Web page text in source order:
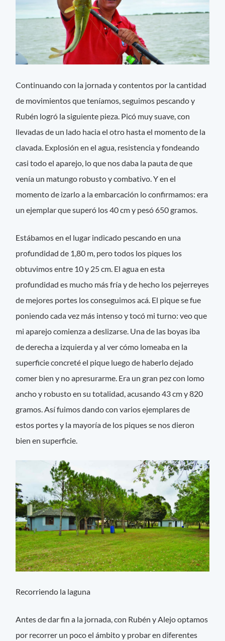
Continuando con la jornada y contentos por la cantidad
de movimientos que teníamos, seguimos pescando y
Rubén logró la siguiente pieza. Picó muy suave, con
llevadas de un lado hacia el otro hasta el momento de la
clavada. Explosión en el agua, resistencia y fondeando
casi todo el aparejo, lo que nos daba la pauta de que
venía un matungo robusto y combativo. Y en el
momento de izarlo a la embarcación lo confirmamos: era
un ejemplar que superó los 40 cm y pesó 650 gramos.
Estábamos en el lugar indicado pescando en una
profundidad de 1,80 m, pero todos los piques los
obtuvimos entre 10 y 25 cm. El agua en esta
profundidad es mucho más fría y de hecho los pejerreyes
de mejores portes los conseguimos acá. El pique se fue
poniendo cada vez más intenso y tocó mi turno: veo que
mi aparejo comienza a deslizarse. Una de las boyas iba
de derecha a izquierda y al ver cómo lomeaba en la
superficie concreté el pique luego de haberlo dejado
comer bien y no apresurarme. Era un gran pez con lomo
ancho y robusto en su totalidad, acusando 43 cm y 820
gramos. Así fuimos dando con varios ejemplares de
estos portes y la mayoría de los piques se nos dieron
bien en superficie.
Recorriendo la laguna
Antes de dar fin a la jornada, con Rubén y Alejo optamos
por recorrer un poco el ámbito y probar en diferentes